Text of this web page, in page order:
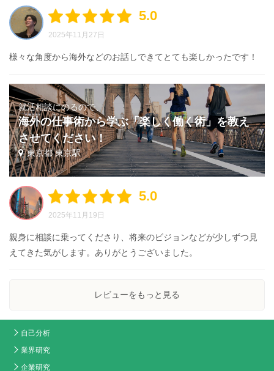
5.0
2025年11月27日
様々な角度から海外などのお話しできてとても楽しかったです！
就活相談にのるので、
海外の仕事術から学ぶ「楽しく働く術」を教え
させてください！
東京都 東京駅
5.0
2025年11月19日
親身に相談に乗ってくださり、将来のビジョンなどが少しずつ見
えてきた気がします。ありがとうございました。
レビューをもっと見る
自己分析
業界研究
企業研究